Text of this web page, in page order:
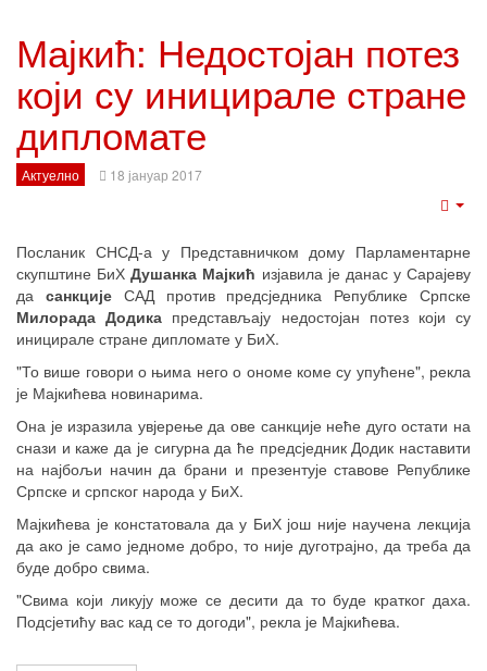
Мајкић: Недостојан потез
који су иницирале стране
дипломате
Актуелно 18 јануар 2017
Посланик СНСД-а у Представничком дому Парламентарне
скупштине БиХДушанка Мајкић изјавила је данас у Сарајеву
да санкцијеСАД против предсједника Републике Српске
Милорада Додика представљају недостојан потез који су
иницирале стране дипломате у БиХ.
"То више говори о њима него о ономе коме су упућене", рекла
је Мајкићева новинарима.
Она је изразила увјерење да ове санкције неће дуго остати на
снази и каже да је сигурна да ће предсједник Додик наставити
на најбољи начин да брани и презентује ставове Републике
Српске и српског народа у БиХ.
Мајкићева је констатовала да у БиХ још није научена лекција
да ако је само једноме добро, то није дуготрајно, да треба да
буде добро свима.
"Свима који ликују може се десити да то буде кратког даха.
Подсјетићу вас кад се то догоди", рекла је Мајкићева.